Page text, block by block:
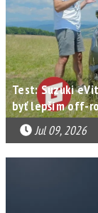
Test: Suzuki
byť lepším off-
Jul 09, 2026